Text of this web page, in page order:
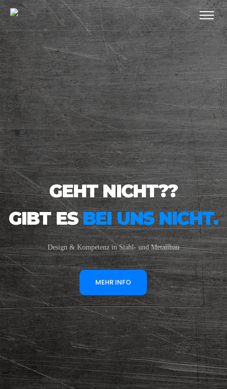
GEHT NICHT??
GIBT ESBEI UNS NICHT.
Design & Kompetenz in Stahl- und Metallbau
MEHR INFO